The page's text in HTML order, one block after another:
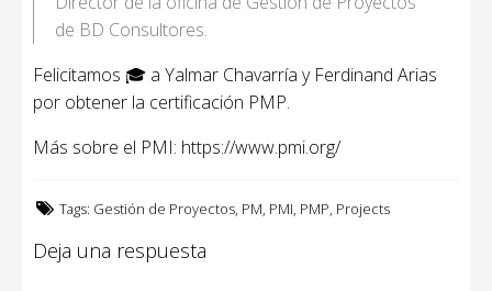
de BD Consultores.
Felicitamos 🎓 a Yalmar Chavarría y Ferdinand Arias
por obtener la certificación PMP.
Más sobre el PMI: https://www.pmi.org/
Tags: Gestión de Proyectos, PM, PMI, PMP, Projects
Deja una respuesta